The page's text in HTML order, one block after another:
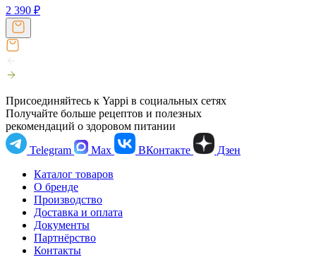
2 390 ₽
Присоединяйтесь к Yappi в социальных сетях
Получайте больше рецептов и полезных
рекомендаций о здоровом питании
Telegram
Max ВКонтакте
Дзен
Каталог товаров
О бренде
Производство
Доставка и оплата
Документы
Партнёрство
Контакты